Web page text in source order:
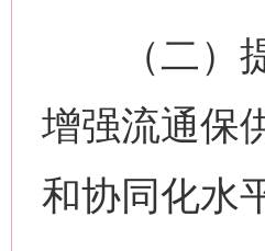
（二）提
增强流通保
和协同化水